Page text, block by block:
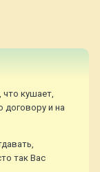
кушает,
договору и на
так Вас